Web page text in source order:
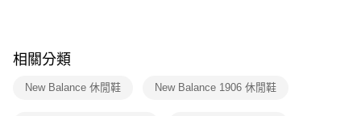
※ 交易是否成功請以「AFTEE先享後付 」之結帳頁面顯示為準，若有關於
是否繳費成功／繳費後需取消欲退款等相關疑問，請聯繫「AFTEE先享後付
客戶支援中心」 https://netprotections.freshdesk.com/support/home
相關分類
New Balance 休閒鞋 New Balance 1906 休閒鞋